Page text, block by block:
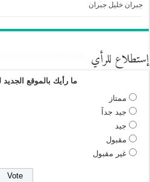
جبران خليل جبران
إستطلاع للرأي
ما رأيك بالموقع الجديد
ممتاز
جيد جداً
جيد
مقبول
غير مقبول